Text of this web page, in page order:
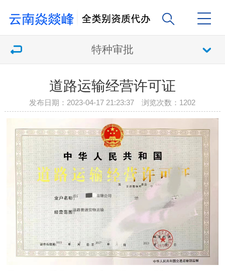
特种审批
道路运输经营许可证
发布日期：2023-04-17 21:23:37 浏览次数： 1202